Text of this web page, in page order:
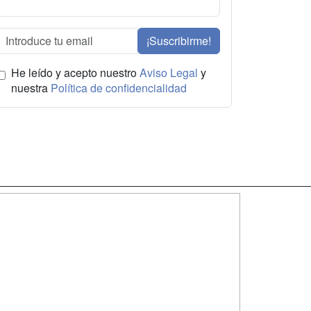
¡Suscribirme!
He leído y acepto nuestroAviso Legal y
nuestra Política de confidencialidad